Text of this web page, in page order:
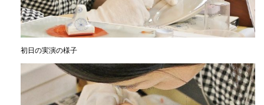
初日の実演の様子